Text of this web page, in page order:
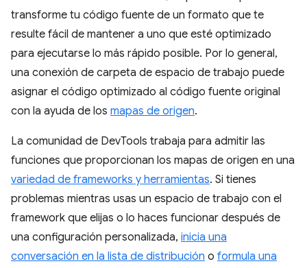
transforme tu código fuente de un formato que te
resulte fácil de mantener a uno que esté optimizado
para ejecutarse lo más rápido posible. Por lo general,
una conexión de carpeta de espacio de trabajo puede
asignar el código optimizado al código fuente original
con la ayuda de los mapas de origen.
La comunidad de DevTools trabaja para admitir las
funciones que proporcionan los mapas de origen en una
variedad de frameworks y herramientas. Si tienes
problemas mientras usas un espacio de trabajo con el
framework que elijas o lo haces funcionar después de
una configuración personalizada, inicia una
conversación en la lista de distribución o formula una